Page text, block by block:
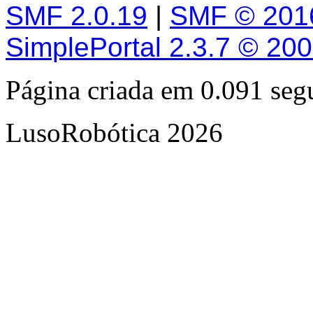
SMF 2.0.19 | SMF ©
SimplePortal 2.3.7 ©
Página criada em 0.091
LusoRobótica 2026